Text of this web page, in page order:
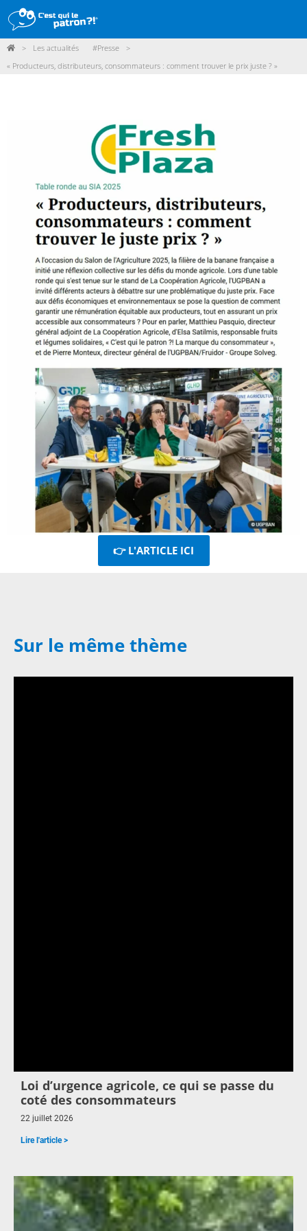
DÉMARCHE
PARTICIPER
ACTUALITÉS
ME CONNECTER / ADHÉRER
> Les actualités #Presse
>
« Producteurs, distributeurs, consommateurs : comment trouver le prix juste ? »
👉 L'ARTICLE ICI
Sur le même thème
Loi d’urgence agricole, ce qui se passe du
coté des consommateurs
22 juillet 2026
Lire l'article >